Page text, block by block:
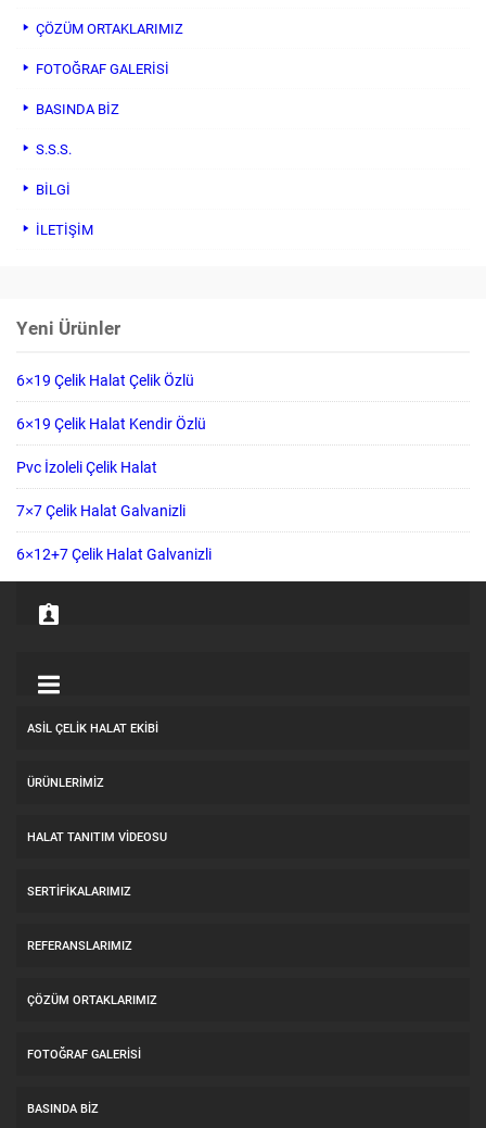
ÇÖZÜM ORTAKLARIMIZ
FOTOĞRAF GALERİSİ
BASINDA BİZ
S.S.S.
BİLGİ
İLETİŞİM
Yeni Ürünler
6×19 Çelik Halat Çelik Özlü
6×19 Çelik Halat Kendir Özlü
Pvc İzoleli Çelik Halat
7×7 Çelik Halat Galvanizli
6×12+7 Çelik Halat Galvanizli
ASİL ÇELİK HALAT EKİBİ
ÜRÜNLERİMİZ
HALAT TANITIM VIDEOSU
SERTİFİKALARIMIZ
REFERANSLARIMIZ
ÇÖZÜM ORTAKLARIMIZ
FOTOĞRAF GALERİSİ
BASINDA BİZ